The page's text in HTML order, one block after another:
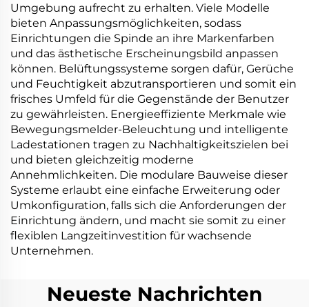
Umgebung aufrecht zu erhalten. Viele Modelle
bieten Anpassungsmöglichkeiten, sodass
Einrichtungen die Spinde an ihre Markenfarben
und das ästhetische Erscheinungsbild anpassen
können. Belüftungssysteme sorgen dafür, Gerüche
und Feuchtigkeit abzutransportieren und somit ein
frisches Umfeld für die Gegenstände der Benutzer
zu gewährleisten. Energieeffiziente Merkmale wie
Bewegungsmelder-Beleuchtung und intelligente
Ladestationen tragen zu Nachhaltigkeitszielen bei
und bieten gleichzeitig moderne
Annehmlichkeiten. Die modulare Bauweise dieser
Systeme erlaubt eine einfache Erweiterung oder
Umkonfiguration, falls sich die Anforderungen der
Einrichtung ändern, und macht sie somit zu einer
flexiblen Langzeitinvestition für wachsende
Unternehmen.
Neueste Nachrichten